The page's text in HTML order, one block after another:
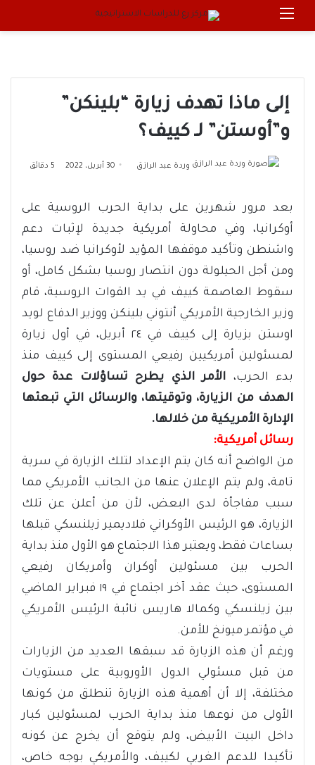
القائمة
إلى ماذا تهدف زيارة “بلينكن”
و”أوستن” لـ كييف؟
وردة عبد الرازق
أرسل30 أبريل، 2022
بعد مرور شهرين على بداية الحرب الروسية على
أوكرانيا، وفي محاولة أمريكية جديدة لإثبات دعم
واشنطن وتأكيد موقفها المؤيد لأوكرانيا ضد روسيا،
ومن أجل الحيلولة دون انتصار روسيا بشكل كامل، أو
سقوط العاصمة كييف في يد القوات الروسية، قام
وزير الخارجية الأمريكي أنتوني بلينكن ووزير الدفاع لويد
اوستن بزيارة إلى كييف في ٢٤ أبريل، في أول زيارة
لمسئولين أمريكيين رفيعي المستوى إلى كييف منذ
بدء الحرب، الأمر الذي يطرح تساؤلات عدة حول
الهدف من الزيارة، وتوقيتها، والرسائل التي تبعثها
الإدارة الأمريكية من خلالها.
رسائل أمريكية:
من الواضح أنه كان يتم الإعداد لتلك الزيارة في سرية
تامة، ولم يتم الإعلان عنها من الجانب الأمريكي مما
سبب مفاجأة لدى البعض، لأن من أعلن عن تلك
الزيارة، هو الرئيس الأوكراني فلاديمير زيلنسكي قبلها
بساعات فقط، ويعتبر هذا الاجتماع هو الأول منذ بداية
الحرب بين مسئولين أوكران وأمريكان رفيعي
المستوى، حيث عقد آخر اجتماع في ١٩ فبراير الماضي
بين زيلنسكي وكمالا هاريس نائبة الرئيس الأمريكي
في مؤتمر ميونخ للأمن.
ورغم أن هذه الزيارة قد سبقها العديد من الزيارات
من قبل مسئولي الدول الأوروبية على مستويات
مختلفة، إلا أن أهمية هذه الزيارة تنطلق من كونها
الأولى من نوعها منذ بداية الحرب لمسئولين كبار
داخل البيت الأبيض، ولم يتوقع أن يخرج عن كونه
تأكيدا للدعم الغربي لكييف، والأمريكي بوجه خاص،